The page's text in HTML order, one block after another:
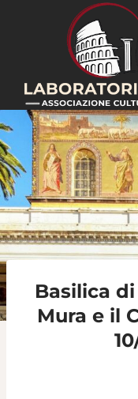
contenuto
Basilica
Mura e il